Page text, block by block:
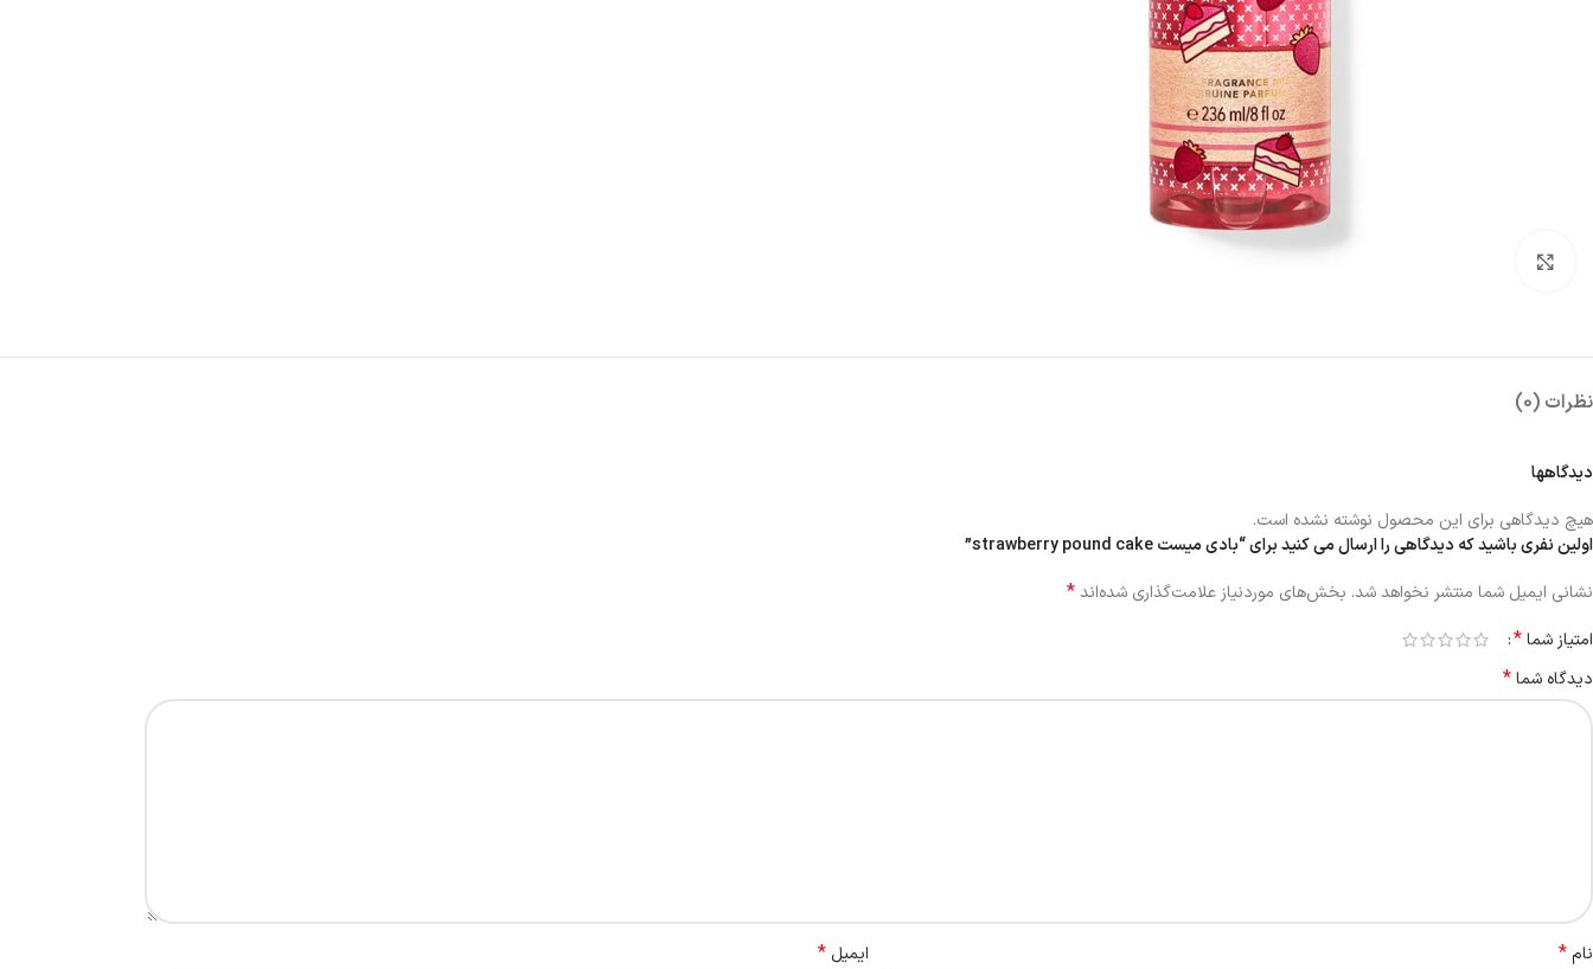
نظرات (0)
دیدگاهها
هیچ دیدگاهی برای این محصول نوشته نشده است.
اولین نفری باشید که دیدگاهی را ارسال می کنید برای “بادی میست strawberry pound cake”
نشانی ایمیل شما منتشر نخواهد شد. بخش‌های موردنیاز علامت‌گذاری شده‌اند*
امتیاز شما*
دیدگاه شما*
نام* ایمیل *